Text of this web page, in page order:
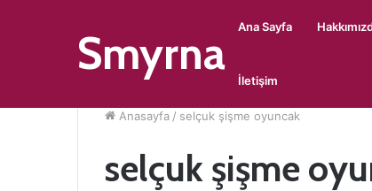
Smyrna Ana Sayfa
İletişim
Anasayfa / selçuk şişme oyuncak
selçuk şişme